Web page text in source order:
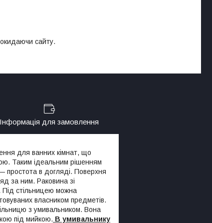
сайту.
Інформація для замовлення
для ванних кімнат, що
Таким ідеальним рішенням
простота в догляді. Поверхня
за ним. Раковина зі
Під стільницею можна
власником предметів.
з умивальником. Вона
під мийкою. В умивальнику